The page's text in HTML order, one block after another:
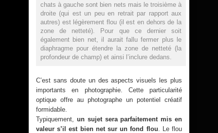
chats à gauche sont bien nets mais le troisième à
droite (qui est un peu en retrait par rapport aux
autres) est légèrement flou (il est en dehors de la
zone de netteté). Pour que ce dernier soit
également bien net, il aurait fallu fermer plus le
diaphragme pour étendre la zone de netteté (la
profondeur de champ) et ainsi l’inclure dedans.
C’est sans doute un des aspects visuels les plus
importants en photographie. Cette particularité
optique offre au photographe un potentiel créatif
formidable.
Typiquement, un sujet sera parfaitement mis en
valeur s’il est bien net sur un fond flou . Le flou